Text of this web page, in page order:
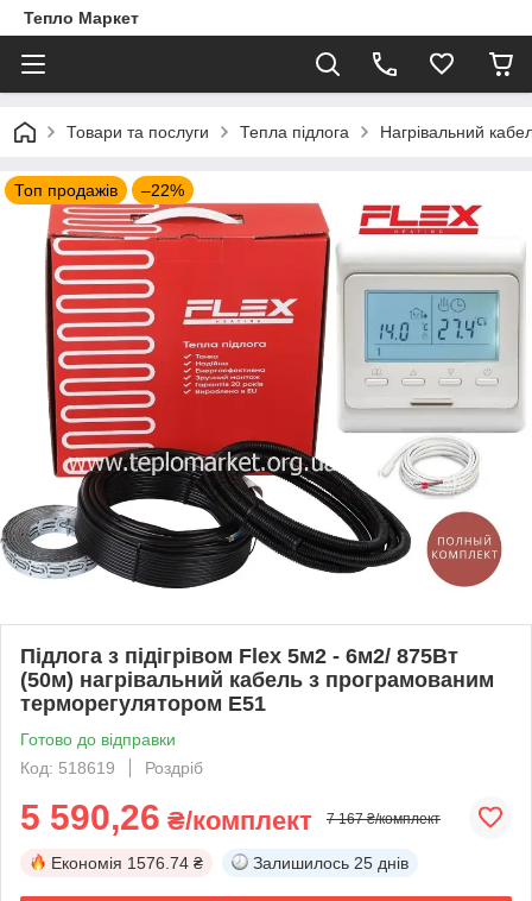
Тепло Маркет
Товари та послуги Тепла підлога Нагрівальний
Топ продажів –22%
Підлога з підігрівом Flex 5м2 - 6м2/ 875Вт
(50м) нагрівальний кабель з програмованим
терморегулятором E51
Готово до відправки
Код: 518619
Роздріб
5 590,26 ₴/комплект 7 167 ₴/комплект
Економія 1576.74 ₴ Залишилось 25 днів